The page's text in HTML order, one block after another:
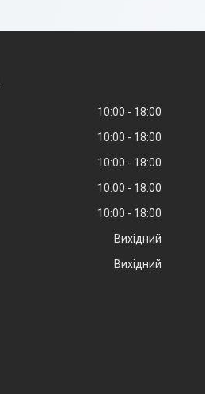
10:00
18:00
10:00
18:00
10:00
18:00
10:00
18:00
10:00
18:00
Вихідний
Вихідний